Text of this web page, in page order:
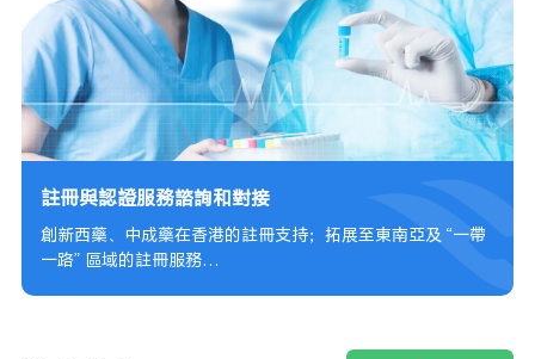
註冊與認證服務諮詢和對接
創新西藥、中成藥在香港的註冊支持；拓展至東南亞及 “一帶
一路” 區域的註冊服務